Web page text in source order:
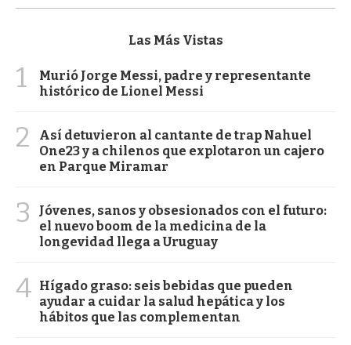
Las Más Vistas
1
Murió Jorge Messi, padre y representante
histórico de Lionel Messi
2
Así detuvieron al cantante de trap Nahuel
One23 y a chilenos que explotaron un cajero
en Parque Miramar
3
Jóvenes, sanos y obsesionados con el futuro:
el nuevo boom de la medicina de la
longevidad llega a Uruguay
4 Hígado graso: seis bebidas que pueden
ayudar a cuidar la salud hepática y los
hábitos que las complementan